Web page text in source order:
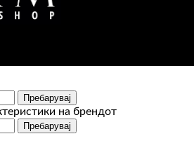
Пребарувај
на брендот
Пребарувај